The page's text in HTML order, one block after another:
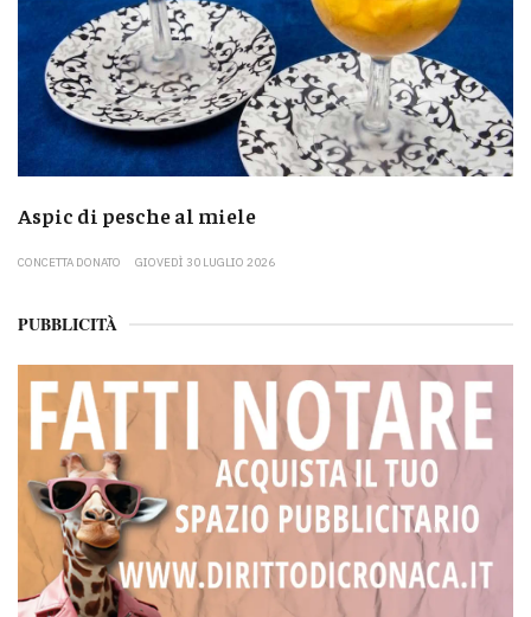
Aspic di pesche al miele
CONCETTA DONATO GIOVEDÌ 30 LUGLIO 2026
PUBBLICITÀ